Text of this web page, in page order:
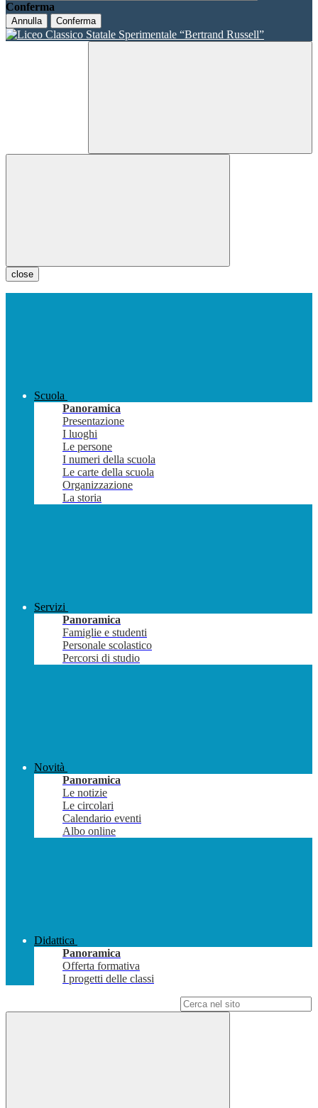
Conferma
Annulla Conferma
close
Scuola
Panoramica
Presentazione
I luoghi
Le persone
I numeri della scuola
Le carte della scuola
Organizzazione
La storia
Servizi
Panoramica
Famiglie e studenti
Personale scolastico
Percorsi di studio
Novità
Panoramica
Le notizie
Le circolari
Calendario eventi
Albo online
Didattica
Panoramica
Offerta formativa
I progetti delle classi